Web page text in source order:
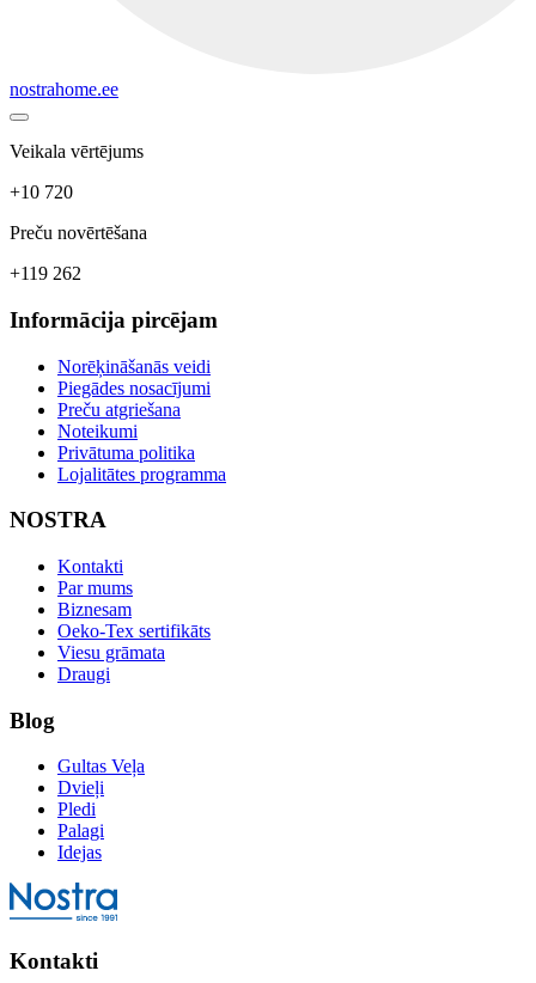
nostrahome.ee
Veikala vērtējums
+10 720
Preču novērtēšana
+119 262
Informācija pircējam
Norēķināšanās veidi
Piegādes nosacījumi
Preču atgriešana
Noteikumi
Privātuma politika
Lojalitātes programma
NOSTRA
Kontakti
Par mums
Biznesam
Oeko-Tex sertifikāts
Viesu grāmata
Draugi
Blog
Gultas Veļa
Dvieļi
Pledi
Palagi
Idejas
Kontakti